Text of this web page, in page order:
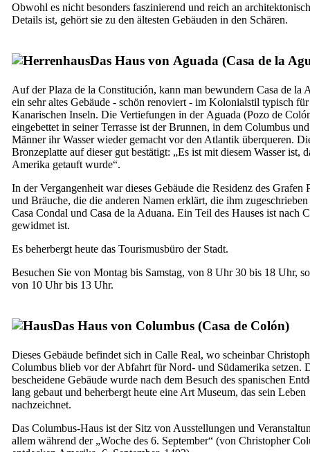
Obwohl es nicht besonders faszinierend und reich an
Details ist, gehört sie zu den ältesten Gebäuden in den Schären.
Das Haus von Aguada (Casa de la
Auf derPlaza de la Constitución, kann man bewundern Casa de la
ein sehr altes Gebäude - schön renoviert - im Kolonialstil typisch
Kanarischen Inseln. Die Vertiefungen in der Aguada (Pozo de
eingebettet in seiner Terrasse ist der Brunnen, in dem Columbus
Männer ihr Wasser wieder gemacht vor den Atlantik überqueren.
Bronzeplatte auf dieser gut bestätigt: „Es ist mit diesem Wasser ist,
Amerika getauft wurde“.
In der Vergangenheit war dieses Gebäude die Residenz des Grafen
und Bräuche, die die anderen Namen erklärt, die ihm
Casa Condal und Casa de la Aduana. Ein Teil des Hauses ist nach
gewidmet ist.
Es beherbergt heute das Tourismusbüro der Stadt.
Besuchen Sie von Montag bis Samstag, von 8 Uhr 30 bis 18 Uhr,
von 10 Uhr bis 13 Uhr.
Das Haus von Columbus (Casa de Colón)
Dieses Gebäude befindet sich in Calle Real, wo scheinbar
Columbus blieb vor der Abfahrt für Nord- und Südamerika setzen.
bescheidene Gebäude wurde nach dem Besuch des spanischen
lang gebaut und beherbergt heute eine Art Museum, das sein Leben
nachzeichnet.
Das Columbus-Haus ist der Sitz von Ausstellungen und
allem während der „Woche des 6. September“ (von Christopher